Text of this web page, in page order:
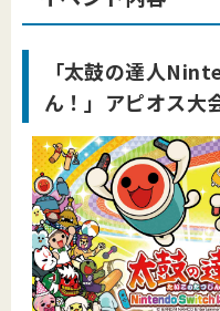
「太鼓の達人
ん！」アピオス大